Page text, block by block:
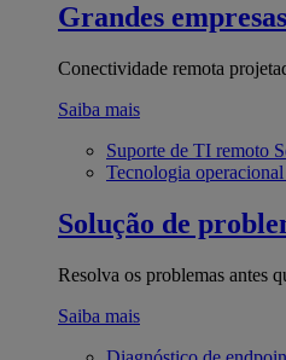
Grandes empresas
Conectividade remota
Saiba mais
Suporte de TI remoto
Tecnologia operacional
Solução de
Resolva os problemas antes
Saiba mais